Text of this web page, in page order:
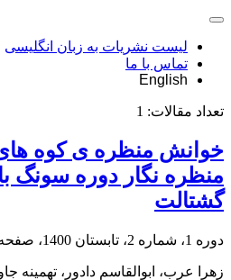
لیست نشریات به زبان انگلیسی
تماس با ما
English
تعداد مقالات: 1
خوانش منظره ی کوه های
منظره نگار دوره سونگ
گشتالت
دوره 1، شماره 2، تابستان 1400، صفحه
زهرا عرب، ابوالقاسم دادور، تهمینه